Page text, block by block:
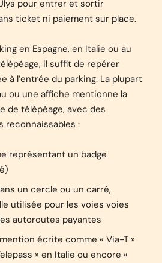
pour entrer et sortir
ticket ni paiement sur place.
en Espagne, en Italie ou au
il suffit de repérer
à l’entrée du parking. La plupart
ou une affiche mentionne la
de télépéage, avec des
reconnaissables :
représentant un badge
un cercle ou un carré,
utilisée pour les voies voies
autoroutes payantes
écrite comme « Via-T »
» en Italie ou encore «